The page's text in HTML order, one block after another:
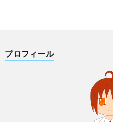
プロフィール